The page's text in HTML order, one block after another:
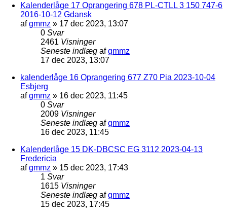
Kalenderlåge 17 Oprangering 678 PL-CTLL 3 150 747-6
2016-10-12 Gdansk
afgmmz » 17 dec 2023, 13:07
0 Svar
2461 Visninger
Seneste indlæg afgmmz
17 dec 2023, 13:07
kalenderlåge 16 Oprangering 677 Z70 Pia 2023-10-04
Esbjerg
afgmmz » 16 dec 2023, 11:45
0 Svar
2009 Visninger
Seneste indlæg afgmmz
16 dec 2023, 11:45
Kalenderlåge 15 DK-DBCSC EG 3112 2023-04-13
Fredericia
afgmmz » 15 dec 2023, 17:43
1 Svar
1615 Visninger
Seneste indlæg afgmmz
15 dec 2023, 17:45